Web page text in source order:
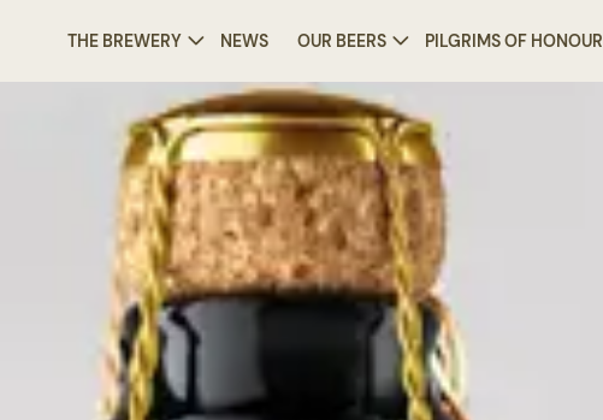
THE BREWERY NEWS OUR BEERS PILGRIMS OF HONOUR
News / Ducasse de Mons 2024